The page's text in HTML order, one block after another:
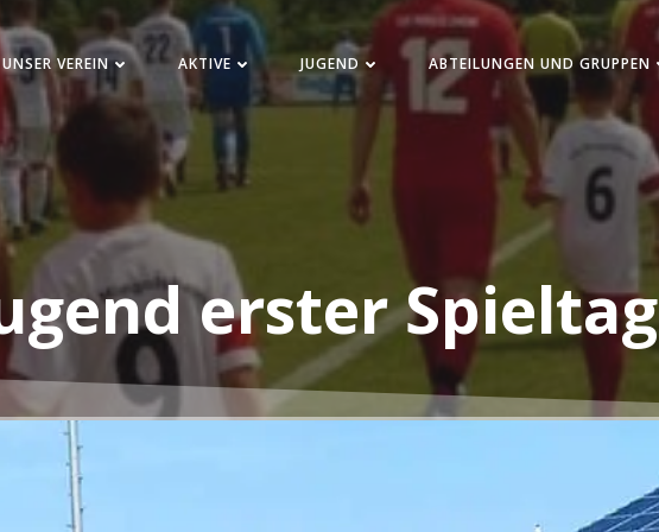
UNSER VEREIN AKTIVE JUGEND ABTEILUNGEN UND GRUPPEN
erster Spieltag